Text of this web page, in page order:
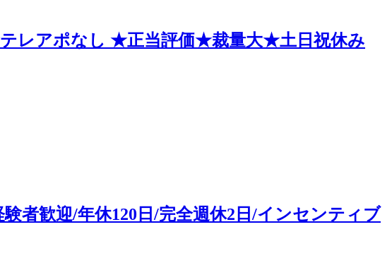
テレアポなし ★正当評価★裁量大★土日祝休み
者歓迎/年休120日/完全週休2日/インセンティブ